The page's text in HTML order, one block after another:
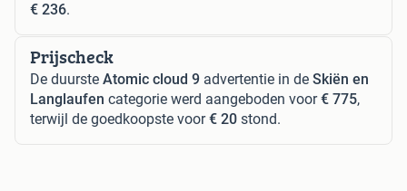
€ 236.
Prijscheck
De duurste Atomic cloud 9 advertentie in de Skiën en
Langlaufen categorie werd aangeboden voor€ 775,
terwijl de goedkoopste voor€ 20 stond.